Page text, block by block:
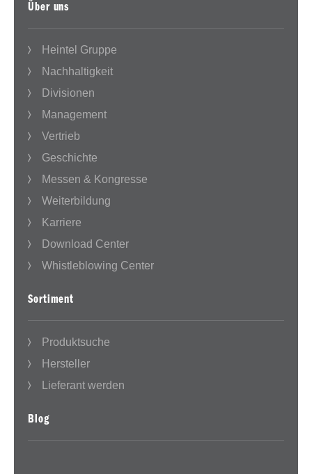
Über uns
Heintel Gruppe
Nachhaltigkeit
Divisionen
Management
Vertrieb
Geschichte
Messen & Kongresse
Weiterbildung
Karriere
Download Center
Whistleblowing Center
Sortiment
Produktsuche
Hersteller
Lieferant werden
Blog